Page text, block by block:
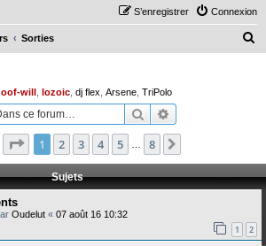
Connexion
S’enregistrer
Sorties
c
h
oof-will lozoic dj flex Arsene TriPolo
Rechercher
Page 1sur8
1 2 3 4 5 8
Sujets
Oudelut « 07 août 16 10:32
1 2